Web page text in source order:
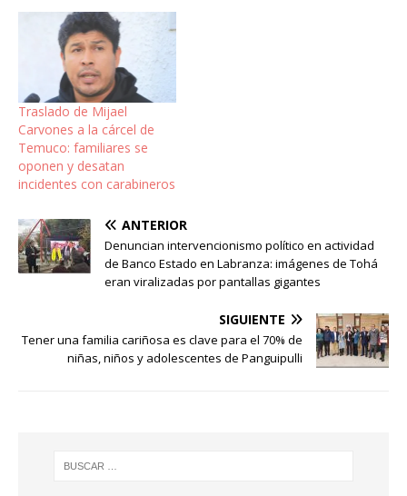
Traslado de Mijael
Carvones a la cárcel de
Temuco: familiares se
oponen y desatan
incidentes con carabineros
ANTERIOR
Denuncian intervencionismo político en actividad
de Banco Estado en Labranza: imágenes de Tohá
eran viralizadas por pantallas gigantes
SIGUIENTE
Tener una familia cariñosa es clave para el 70% de
niñas, niños y adolescentes de Panguipulli